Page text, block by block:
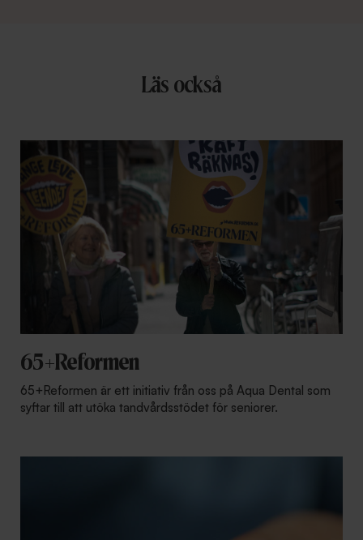
Läs också
65+Reformen
65+Reformen är ett initiativ från oss på Aqua Dental som
syftar till att utöka tandvårdsstödet för seniorer.